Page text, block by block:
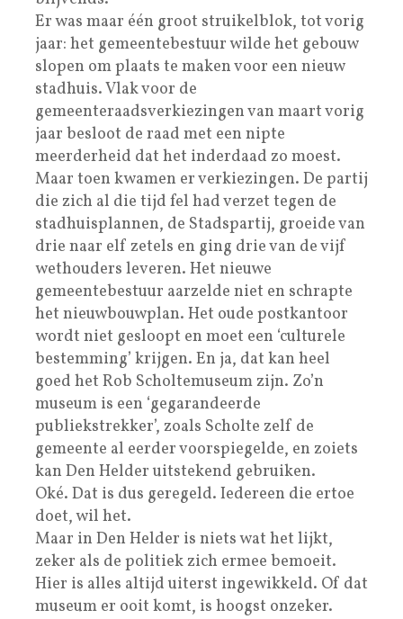
Er was maar één groot struikelblok, tot vorig
jaar: het gemeentebestuur wilde het gebouw
slopen om plaats te maken voor een nieuw
stadhuis. Vlak voor de
gemeenteraadsverkiezingen van maart vorig
jaar besloot de raad met een nipte
meerderheid dat het inderdaad zo moest.
Maar toen kwamen er verkiezingen. De partij
die zich al die tijd fel had verzet tegen de
stadhuisplannen, de Stadspartij, groeide van
drie naar elf zetels en ging drie van de vijf
wethouders leveren. Het nieuwe
gemeentebestuur aarzelde niet en schrapte
het nieuwbouwplan. Het oude postkantoor
wordt niet gesloopt en moet een ‘culturele
bestemming’ krijgen. En ja, dat kan heel
goed het Rob Scholtemuseum zijn. Zo’n
museum is een ‘gegarandeerde
publiekstrekker’, zoals Scholte zelf de
gemeente al eerder voorspiegelde, en zoiets
kan Den Helder uitstekend gebruiken.
Oké. Dat is dus geregeld. Iedereen die ertoe
doet, wil het.
Maar in Den Helder is niets wat het lijkt,
zeker als de politiek zich ermee bemoeit.
Hier is alles altijd uiterst ingewikkeld. Of dat
museum er ooit komt, is hoogst onzeker.